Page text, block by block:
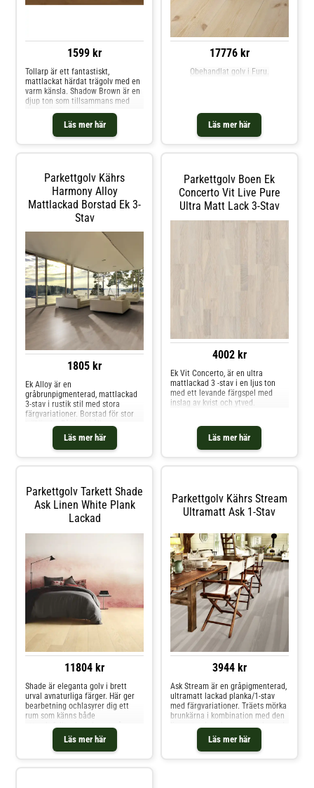
1599 kr
Läs mer här
Tollarp är ett fantastiskt,
mattlackat härdat trägolv med en
varm känsla. Shadow Brown är en
djup ton som tillsammans med
den variationsrika Nature
sorteringen lyfter den autentiska
träkänslan i golvet. Denna klass
33-produkt är tillverkad av FSC-
som hotell, butiker, kontor och
kaféer - eller till hallen i ditt hem.
Den mattlackade ytan skyddar
mot fläckar och gör golvet lätt att
17776 kr
Läs mer här
Obehandlat golv i Furu.
Parkettgolv Kährs
Harmony Alloy
Mattlackad Borstad Ek 3-
Stav
1805 kr
Läs mer här
Ek Alloy är en
gråbrunpigmenterad, mattlackad
3-stav i rustik stil med stora
färgvariationer. Borstad för stor
träkänsla. Får innehålla stora
kvistar. 15 mm.
Parkettgolv Boen Ek
Concerto Vit Live Pure
Ultra Matt Lack 3-Stav
4002 kr
Läs mer här
Ek Vit Concerto, är en ultra
mattlackad 3 -stav i en ljus ton
med ett levande färgspel med
inslag av kvist och ytved.
Parkettgolv Tarkett Shade
Ask Linen White Plank
Lackad
11804 kr
Läs mer här
Shade är eleganta golv i brett
urval avnaturliga färger. Här ger
bearbetning ochlasyrer dig ett
rum som känns både
samma gång. Välj din stil!
Parkettgolv Kährs Stream
Ultramatt Ask 1-Stav
3944 kr
Läs mer här
Ask Stream är en gråpigmenterad,
ultramatt lackad planka/1-stav
med färgvariationer. Träets mörka
brunkärna i kombination med den
stor karaktär. Får innehålla stora
kvistar. Borstad med mikrofasade